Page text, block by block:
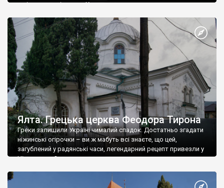
є відданими вірянами Христа
Ялта. Грецька церква Феодора Тирона
Греки залишили Україні чималий спадок. Достатньо згадати
ніжинські огірочки – ви ж мабуть всі знаєте, що цей,
загублений у радянські часи, легендарний рецепт привезли у
Ніжин греки?